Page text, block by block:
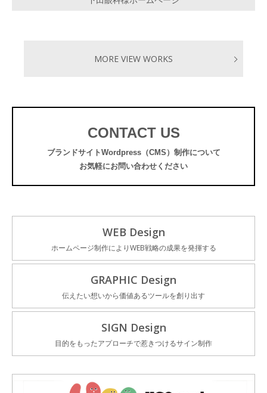
MORE VIEW WORKS
CONTACT US
ブランドサイトWordpress（CMS）制作について
お気軽にお問い合わせください
WEB Design
ホームページ制作によりWEB戦略の成果を発揮する
GRAPHIC Design
伝えたい想いから価値あるツールを創り出す
SIGN Design
目的をもったアプローチで惹きつけるサイン制作